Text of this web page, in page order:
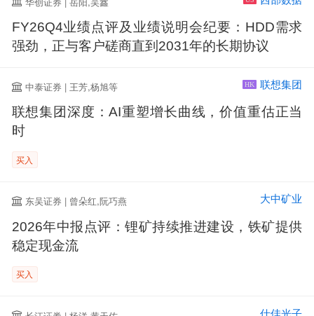
FY26Q4业绩点评及业绩说明会纪要：HDD需求
强劲，正与客户磋商直到2031年的长期协议
中泰证券 | 王芳,杨旭等 HK 联想集团
联想集团深度：AI重塑增长曲线，价值重估正当
时
买入
东吴证券 | 曾朵红,阮巧燕 大中矿业
2026年中报点评：锂矿持续推进建设，铁矿提供
稳定现金流
买入
仕佳光子